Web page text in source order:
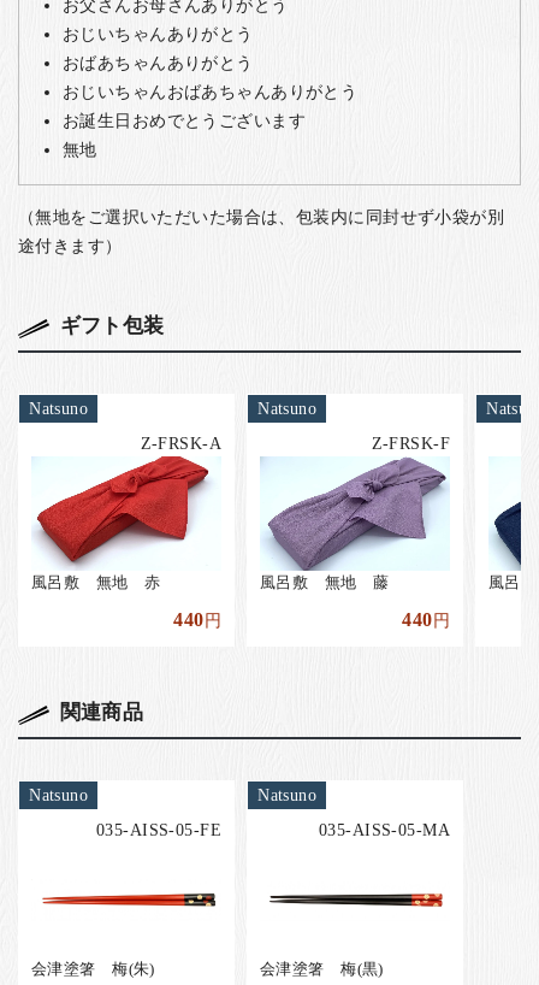
お父さんお母さんありがとう
おじいちゃんありがとう
おばあちゃんありがとう
おじいちゃんおばあちゃんありがとう
お誕生日おめでとうございます
無地
（無地をご選択いただいた場合は、包装内に同封せず小袋が別
途付きます）
ギフト包装
Natsuno
Z-FRSK-A
風呂敷 無地 赤
440円
Natsuno
Z-FRSK-F
風呂敷 無地 藤
440円
風呂
関連商品
Natsuno
035-AISS-05-FE
会津塗箸 梅(朱)
Natsuno
035-AISS-05-MA
会津塗箸 梅(黒)